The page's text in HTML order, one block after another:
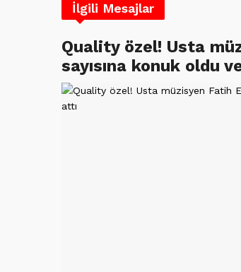
İlgili Mesajlar
Quality özel! Usta
sayısına konuk oldu